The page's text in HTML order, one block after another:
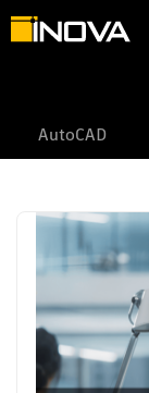
AutoCAD